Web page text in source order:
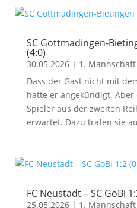
SC Gottmadingen-
(4:0)
30.05.2026| 1. Mannschaft
Dass der Gast nicht mit
hatte er angekündigt.
Spieler aus der zweiten
erwartet. Dazu trafen sie
FC Neustadt – SC GoBi
25.05.2026| 1. Mannschaft